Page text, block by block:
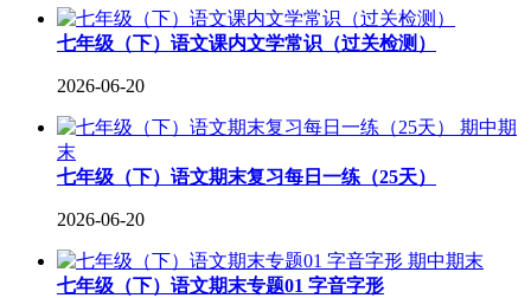
七年级（下）语文课内文学常识（过关检测）
2026-06-20
期中期
末
七年级（下）语文期末复习每日一练（25天）
2026-06-20
期中期末
七年级（下）语文期末专题01 字音字形